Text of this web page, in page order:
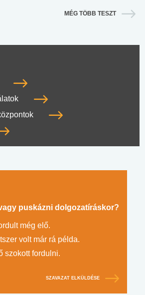
MÉG TÖBB TESZT
puskázni dolgozatíráskor?
még elő.
volt már rá példa.
szokott fordulni.
SZAVAZAT ELKÜLDÉSE